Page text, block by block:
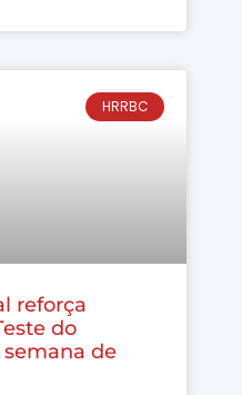
HRRBC
reforça
do
de